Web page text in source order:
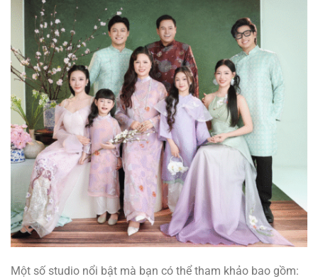
Một số studio nổi bật mà bạn có thể tham khảo bao gồm: